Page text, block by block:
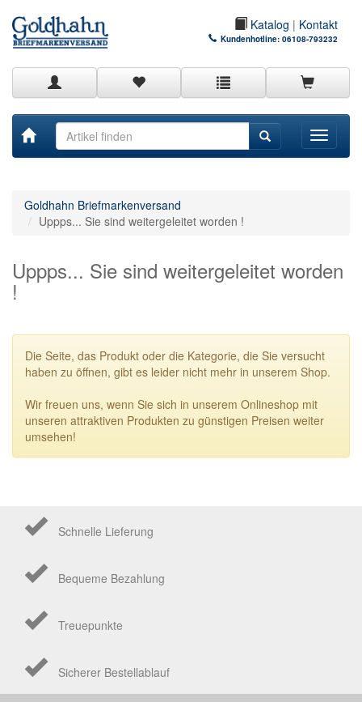
Katalog | Kontakt
Kundenhotline: 06108-793232
Toggle
Goldhahn Briefmarkenversand
Uppps... Sie sind weitergeleitet worden !
Uppps... Sie sind weitergeleitet worden
!
Die Seite, das Produkt oder die Kategorie, die Sie versucht
haben zu öffnen, gibt es leider nicht mehr in unserem Shop.
Wir freuen uns, wenn Sie sich in unserem Onlineshop mit
unseren attraktiven Produkten zu günstigen Preisen weiter
umsehen!
Schnelle Lieferung
Bequeme Bezahlung
Treuepunkte
Sicherer Bestellablauf